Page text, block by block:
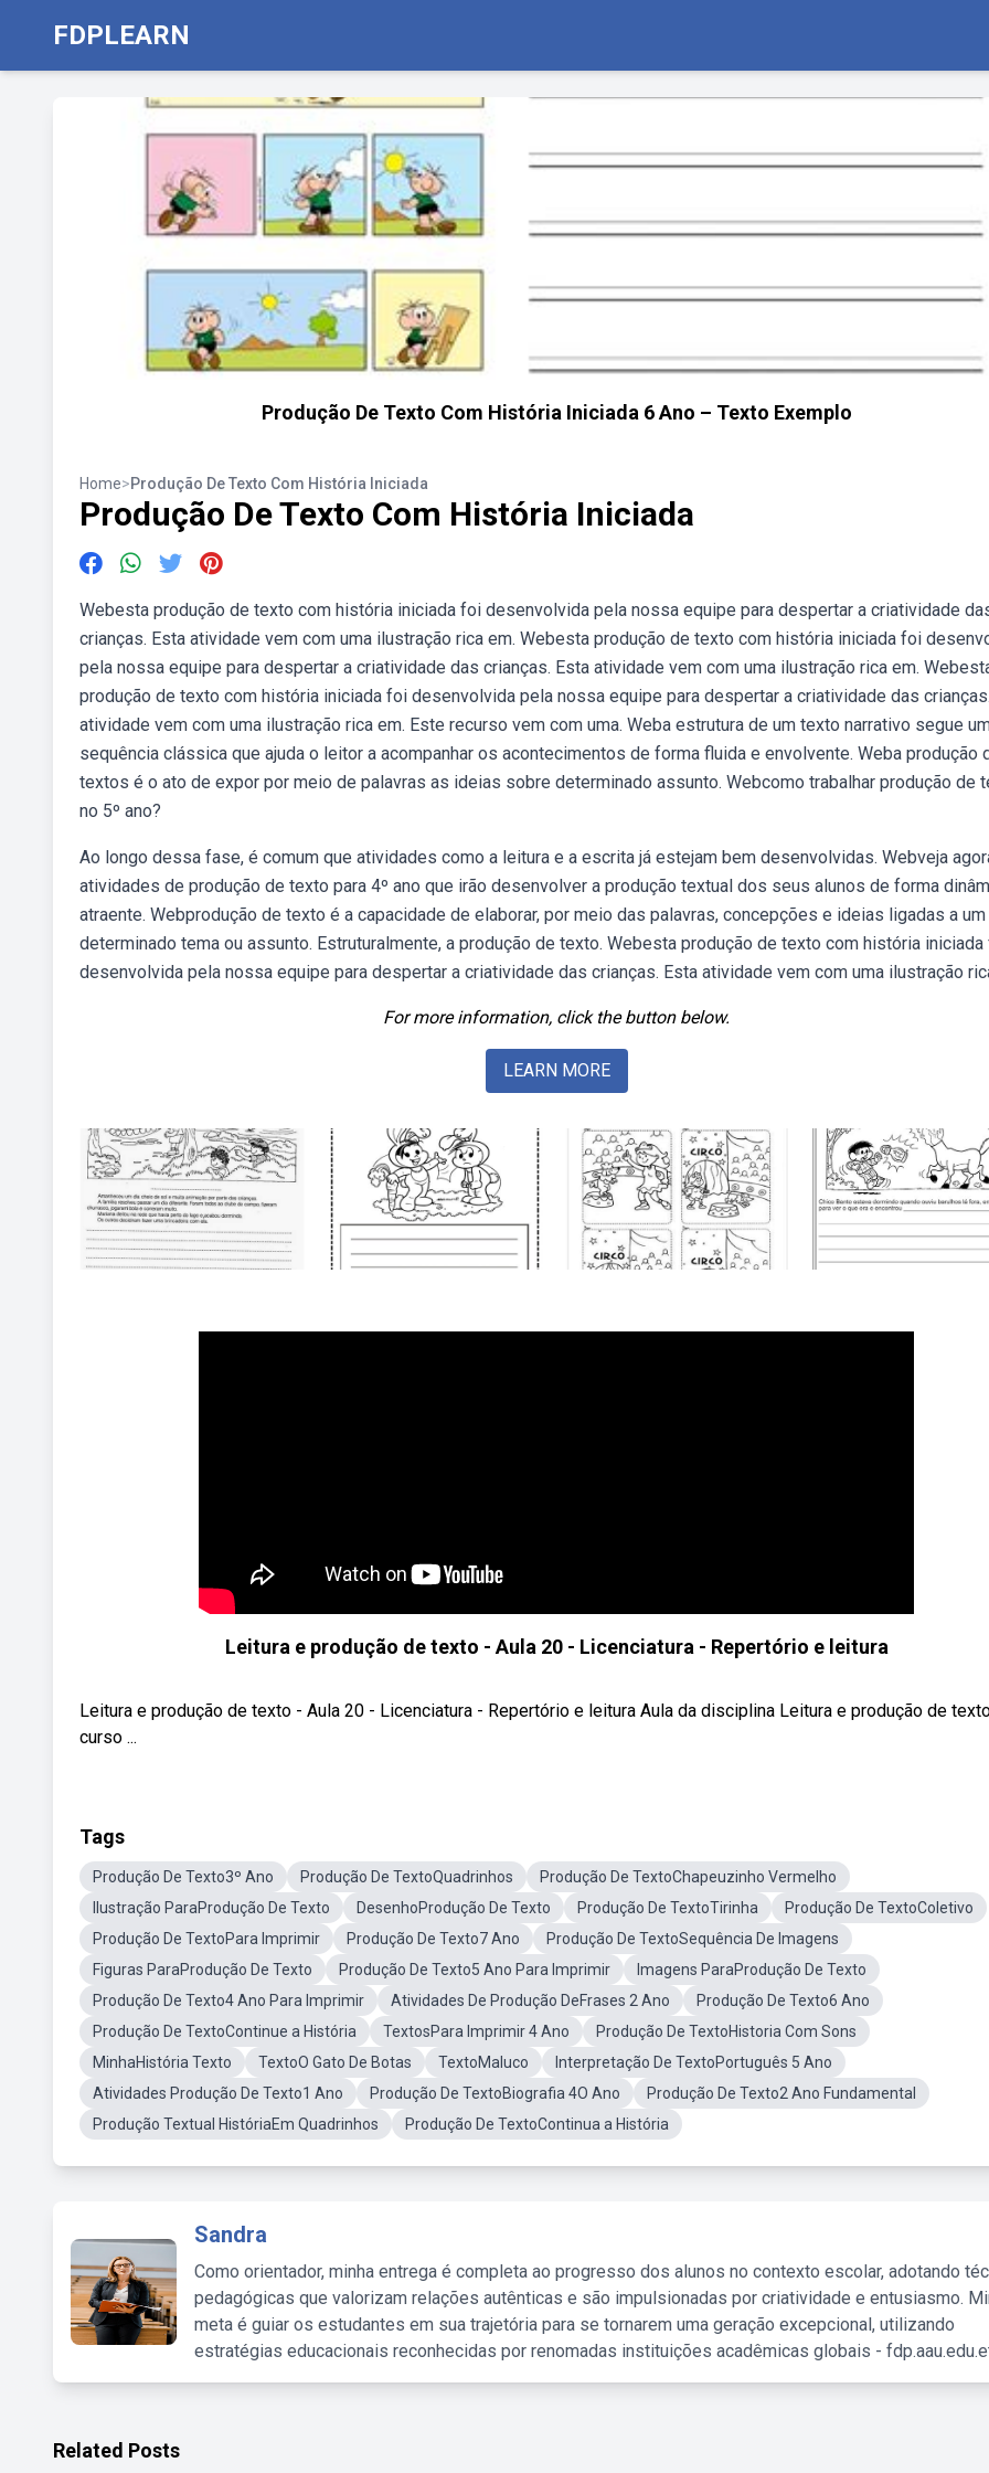
FDPLEARN
Produção De Texto Com História Iniciada 6 Ano – Texto Exemplo
Home>Produção De Texto Com História Iniciada
Produção De Texto Com História Iniciada
Webesta produção de texto com história iniciada foi desenvolvida pela nossa equipe para despertar a criatividade
crianças. Esta atividade vem com uma ilustração rica em. Webesta produção de texto com história iniciada foi
pela nossa equipe para despertar a criatividade das crianças. Esta atividade vem com uma ilustração rica em.
produção de texto com história iniciada foi desenvolvida pela nossa equipe para despertar a criatividade das
atividade vem com uma ilustração rica em. Este recurso vem com uma. Weba estrutura de um texto narrativo segue
sequência clássica que ajuda o leitor a acompanhar os acontecimentos de forma fluida e envolvente. Weba produção
textos é o ato de expor por meio de palavras as ideias sobre determinado assunto. Webcomo trabalhar produção de
no 5º ano?
Ao longo dessa fase, é comum que atividades como a leitura e a escrita já estejam bem desenvolvidas. Webveja
atividades de produção de texto para 4º ano que irão desenvolver a produção textual dos seus alunos de forma
atraente. Webprodução de texto é a capacidade de elaborar, por meio das palavras, concepções e ideias ligadas a um
determinado tema ou assunto. Estruturalmente, a produção de texto. Webesta produção de texto com história
desenvolvida pela nossa equipe para despertar a criatividade das crianças. Esta atividade vem com uma ilustração
For more information, click the button below.
LEARN MORE
Leitura e produção de texto - Aula 20 - Licenciatura - Repertório e leitura
Leitura e produção de texto - Aula 20 - Licenciatura - Repertório e leitura Aula da disciplina Leitura e produção de
curso ...
Tags
Produção De Texto3º Ano Produção De TextoQuadrinhos
Produção De TextoChapeuzinho Vermelho
Ilustração ParaProdução De Texto
DesenhoProdução De Texto Produção De TextoTirinha
Produção De TextoColetivo
Produção De TextoPara Imprimir
Produção De Texto7 Ano
Produção De TextoSequência De Imagens
Figuras ParaProdução De Texto
Produção De Texto5 Ano Para Imprimir
Imagens ParaProdução De Texto
Produção De Texto4 Ano Para Imprimir
Atividades De Produção DeFrases 2 Ano
Produção De Texto6 Ano
Produção De TextoContinue a História
TextosPara Imprimir 4 Ano
Produção De TextoHistoria Com Sons
MinhaHistória Texto
TextoO Gato De Botas TextoMaluco
Interpretação De TextoPortuguês 5 Ano
Atividades Produção De Texto1 Ano
Produção De TextoBiografia 4O Ano
Produção De Texto2 Ano Fundamental
Produção Textual HistóriaEm Quadrinhos
Produção De TextoContinua a História
Sandra
Como orientador, minha entrega é completa ao progresso dos alunos no contexto escolar, adotando
pedagógicas que valorizam relações autênticas e são impulsionadas por criatividade e entusiasmo.
meta é guiar os estudantes em sua trajetória para se tornarem uma geração excepcional, utilizando
estratégias educacionais reconhecidas por renomadas instituições acadêmicas globais -
Related Posts